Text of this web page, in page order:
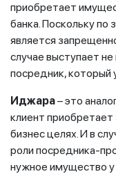
приобретает
банка. Поскольку по
является
случае выступает
посредник, который
Иджара– это
клиент
бизнес целях. И в
роли посредника-
нужное имущество у